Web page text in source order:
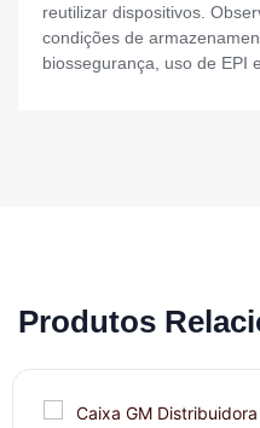
reutilizar dispositivos.
condições de
biossegurança, uso de EPI
Produtos